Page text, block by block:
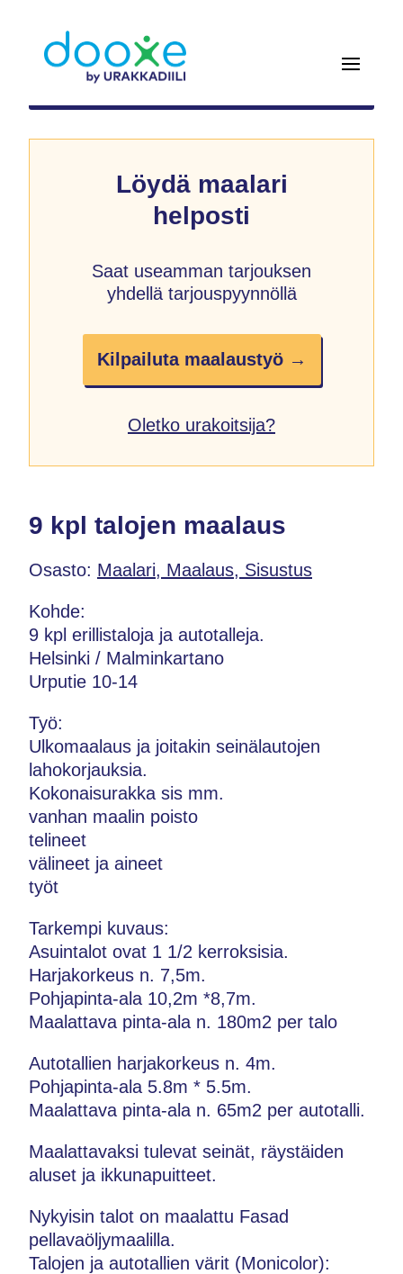
Löydä maalari
helposti
Saat useamman tarjouksen
yhdellä tarjouspyynnöllä
Kilpailuta maalaustyö →
Oletko urakoitsija?
9 kpl talojen maalaus
Osasto: Maalari, Maalaus, Sisustus
Kohde:
9 kpl erillistaloja ja autotalleja.
Helsinki / Malminkartano
Urputie 10-14
Työ:
Ulkomaalaus ja joitakin seinälautojen
lahokorjauksia.
Kokonaisurakka sis mm.
vanhan maalin poisto
telineet
välineet ja aineet
työt
Tarkempi kuvaus:
Asuintalot ovat 1 1/2 kerroksisia.
Harjakorkeus n. 7,5m.
Pohjapinta-ala 10,2m *8,7m.
Maalattava pinta-ala n. 180m2 per talo
Autotallien harjakorkeus n. 4m.
Pohjapinta-ala 5.8m * 5.5m.
Maalattava pinta-ala n. 65m2 per autotalli.
Maalattavaksi tulevat seinät, räystäiden
aluset ja ikkunapuitteet.
Nykyisin talot on maalattu Fasad
pellavaöljymaalilla.
Talojen ja autotallien värit (Monicolor):